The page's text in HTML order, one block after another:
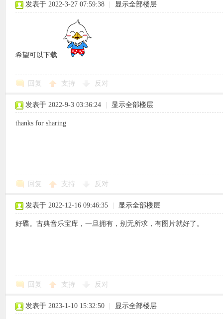
发表于 2022-3-27 07:59:38 显示全部楼层
希望可以下载
回复 支持 反对
发表于 2022-9-3 03:36:24 显示全部楼层
thanks for sharing
回复 支持 反对
发表于 2022-12-16 09:46:35 显示全部楼层
好碟。古典音乐宝库，一旦拥有，别无所求，有图片就好了。
回复 支持 反对
发表于 2023-1-10 15:32:50 显示全部楼层